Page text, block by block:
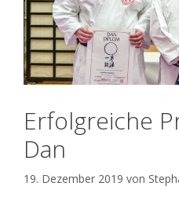
Erfolgreiche
Dan
19. Dezember 2019 von